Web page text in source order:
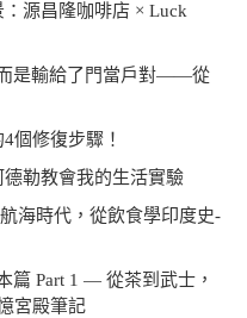
源昌隆咖啡店 × Luck
是輸給了門當戶對——從
個修復步驟！
勒教會我的生活實驗
海時代，從飲食學印度史-
篇 Part 1 — 從茶到武士，
宮殿筆記